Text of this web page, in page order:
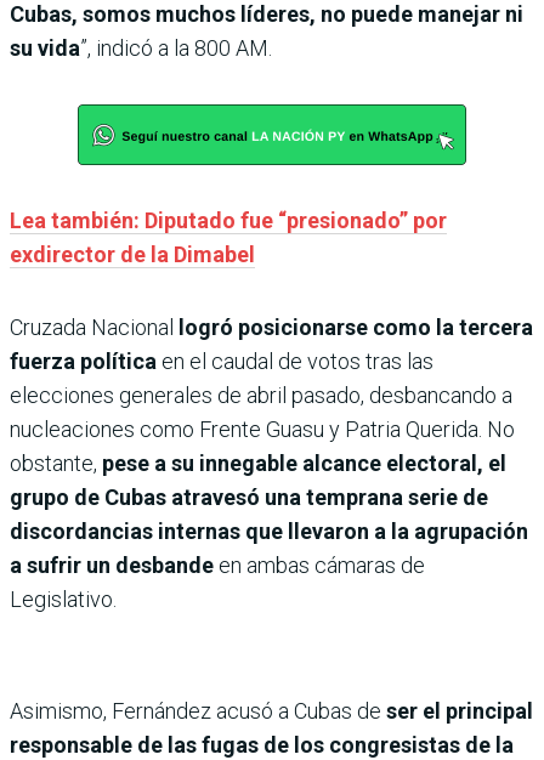
Cubas, somos muchos líderes, no puede manejar ni
su vida”, indicó a la 800 AM.
Lea también: Diputado fue “presionado” por
exdirector de la Dimabel
Cruzada Nacional
logró posicionarse como la tercera
fuerza política en el caudal de votos tras las
elecciones generales de abril pasado, desbancando a
nucleaciones como Frente Guasu y Patria Querida. No
obstante, pese a su innegable alcance electoral, el
grupo de Cubas atravesó una temprana serie de
discordancias internas que llevaron a la agrupación
a sufrir un desbande en ambas cámaras de
Legislativo.
Asimismo, Fernández acusó a Cubas de ser el principal
responsable de las fugas de los congresistas de la